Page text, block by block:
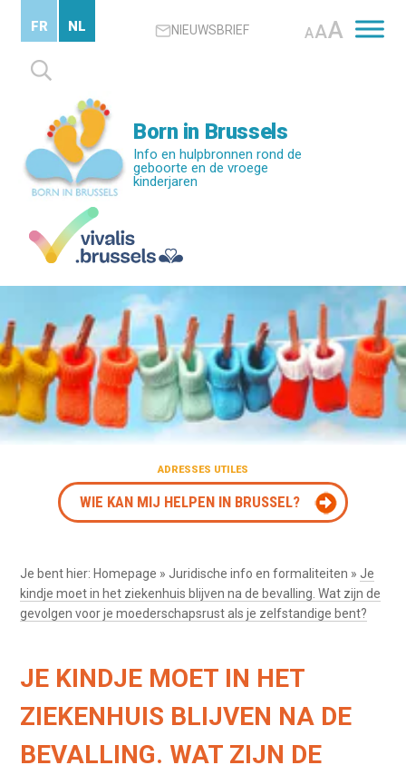
content
NIEUWSBRIEF AAA
Zoeken
naar:
FR NL
Born in Brussels
Info en hulpbronnen rond de
geboorte en de vroege
kinderjaren
ADRESSES UTILES
WIE KAN MIJ HELPEN IN BRUSSEL?
Je bent hier: Homepage » Juridische info en formaliteiten » Je
kindje moet in het ziekenhuis blijven na de bevalling. Wat zijn de
gevolgen voor je moederschapsrust als je zelfstandige bent?
JE KINDJE MOET IN HET
ZIEKENHUIS BLIJVEN NA DE
BEVALLING. WAT ZIJN DE